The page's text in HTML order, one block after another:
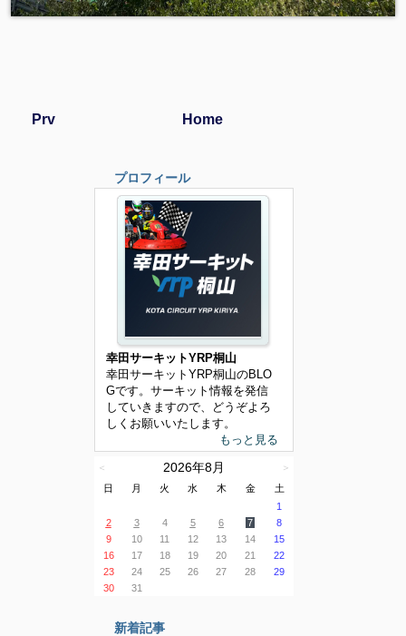
Prv Home
プロフィール
幸田サーキットYRP桐山
幸田サーキットYRP桐山のBLO
Gです。サーキット情報を発信
していきますので、どうぞよろ
しくお願いいたします。
もっと見る
＜ 2026年8月
＞
日
月 火 水 木 金
土
1
2
3 4 5 6 7
8
9
10 11 12 13 14
15
16
17 18 19 20 21
22
23
24 25 26 27 28
29
30
31
新着記事